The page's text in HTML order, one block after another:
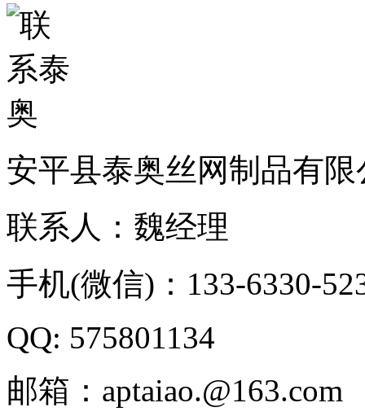
安平县泰奥丝网制品有限
联系人：魏经理
手机(微信)：133-6330-
QQ: 575801134
邮箱：aptaiao.@163.com